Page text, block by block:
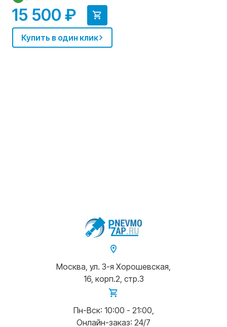
15 500 ₽
Купить в один клик
Москва, ул. 3-я Хорошевская,
16, корп.2, стр.3
Пн-Вск: 10:00 - 21:00,
Онлайн-заказ: 24/7